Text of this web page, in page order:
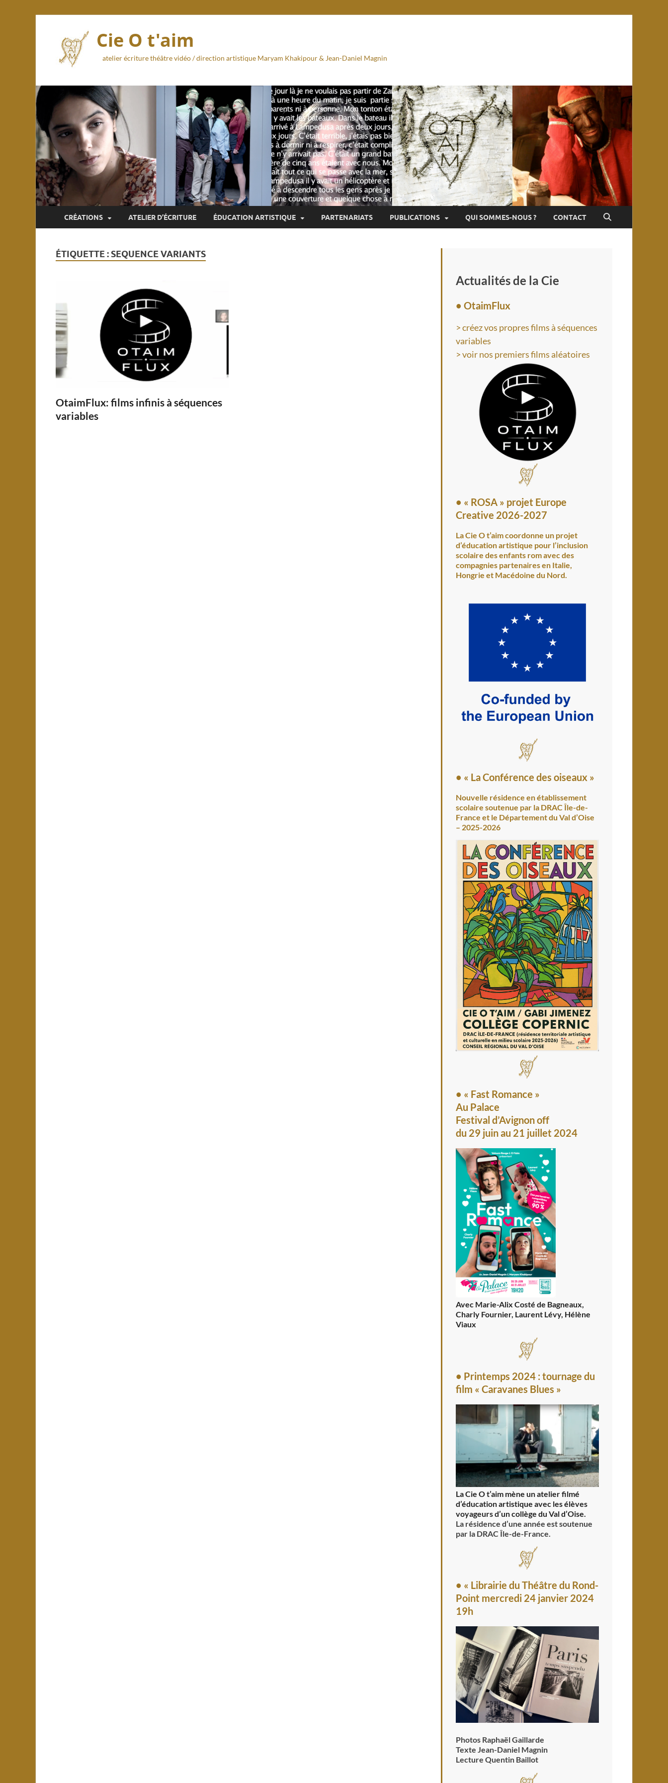
Cie O t'aim
atelier écriture théâtre vidéo / direction artistique Maryam Khakipour & Jean-Daniel Magnin
CRÉATIONS ATELIER D’ÉCRITURE ÉDUCATION ARTISTIQUE PARTENARIATS PUBLICATIONS QUI SOMMES-NOUS ? CONTACT
ÉTIQUETTE : SEQUENCE VARIANTS
OtaimFlux: films infinis à séquences
variables
Actualités de la Cie
• OtaimFlux
> créez vos propres films à séquences
variables
> voir nos premiers films aléatoires
• « ROSA » projet Europe
Creative 2026-2027
La Cie O t’aim coordonne un projet
d’éducation artistique pour l’inclusion
scolaire des enfants rom avec des
compagnies partenaires en Italie,
Hongrie et Macédoine du Nord.
• « La Conférence des oiseaux »
Nouvelle résidence en établissement
scolaire soutenue par la DRAC Île-de-
France et le Département du Val d’Oise
– 2025-2026
• « Fast Romance »
Au Palace
Festival d’Avignon off
du 29 juin au 21 juillet 2024
Avec Marie-Alix Costé de Bagneaux,
Charly Fournier, Laurent Lévy, Hélène
Viaux
• Printemps 2024 : tournage du
film « Caravanes Blues »
La Cie O t’aim mène un atelier filmé
d’éducation artistique avec les élèves
voyageurs d’un collège du Val d’Oise.
La résidence d’une année est soutenue
par la DRAC Île-de-France.
• « Librairie du Théâtre du Rond-
Point mercredi 24 janvier 2024
19h
Photos Raphaël Gaillarde
Texte Jean-Daniel Magnin
Lecture Quentin Baillot